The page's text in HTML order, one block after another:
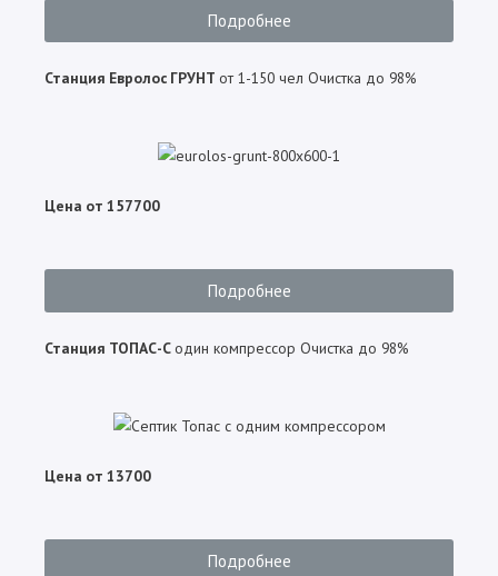
Подробнее
Станция Евролос ГРУНТ от 1-150 чел Очистка до 98%
Цена от 157700
Подробнее
Станция ТОПАС-Содин компрессор Очистка до 98%
Цена от 13700
Подробнее